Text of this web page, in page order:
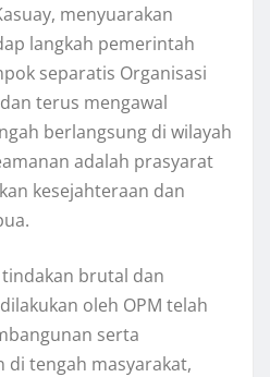
menyuarakan
langkah pemerintah
separatis Organisasi
terus mengawal
berlangsung di wilayah
adalah prasyarat
kesejahteraan dan
brutal dan
oleh OPM telah
serta
di tengah masyarakat,